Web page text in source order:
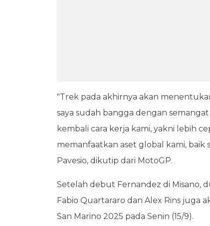
"Trek pada akhirnya akan
saya sudah bangga dengan
kembali cara kerja kami, yakni lebih
memanfaatkan aset global kami, baik
Pavesio, dikutip dari MotoGP.
Setelah debut Fernandez di Misano,
Fabio Quartararo dan Alex Rins juga
San Marino 2025 pada Senin (15/9).